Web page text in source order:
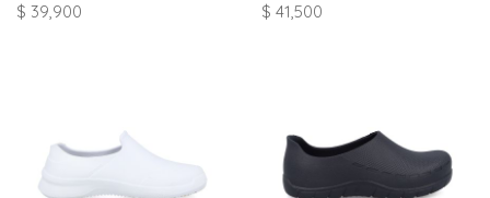
$ 39,900 $ 41,500